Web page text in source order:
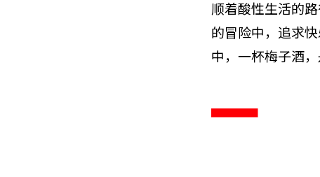
顺着酸性生活的
的冒险中，追求
中，一杯梅子酒，